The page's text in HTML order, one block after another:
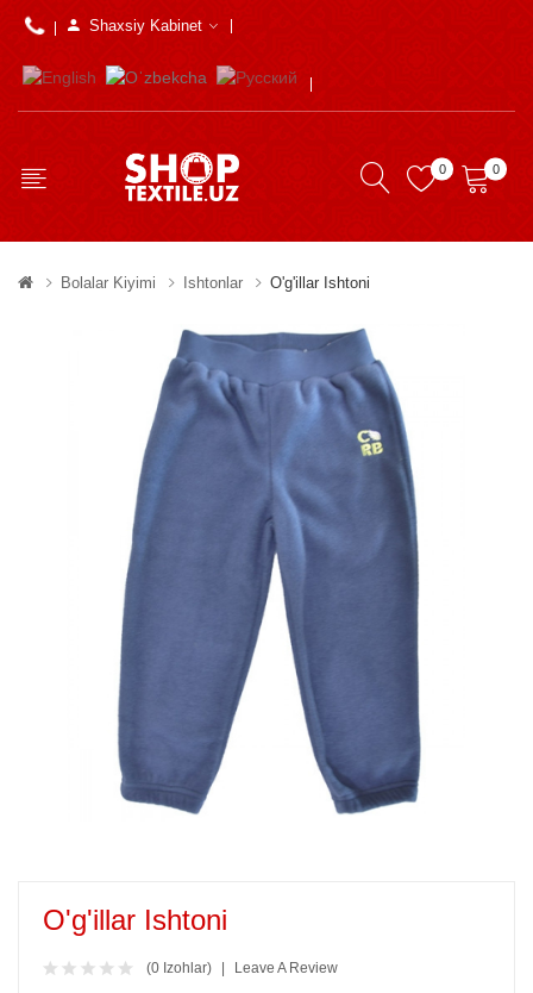
Shaxsiy Kabinet
0 0
Bolalar Kiyimi Ishtonlar O'g'illar Ishtoni
O'g'illar Ishtoni
(0 Izohlar) Leave A Review